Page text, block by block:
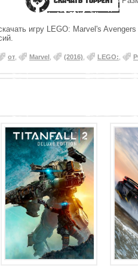
игру LEGO: Marvel's
от Marvel (2016) LEGO: